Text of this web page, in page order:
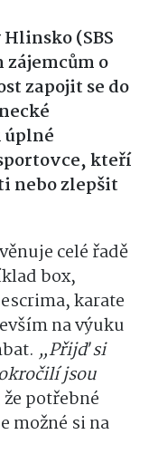
(SBS
o
zapojit se do
úplné
kteří
nebo zlepšit
celé řadě
box,
karate
na výuku
„Přijď si
jsou
potřebné
možné si na